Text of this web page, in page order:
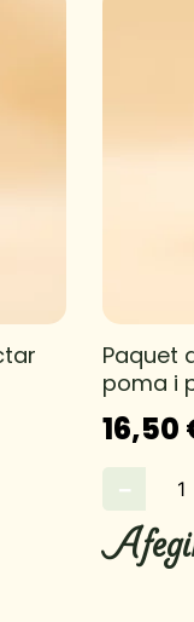
Paquet
poma i
16,50
−